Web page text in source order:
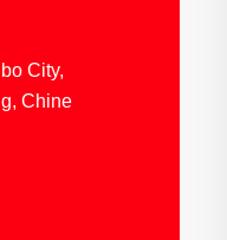
City,
Chine